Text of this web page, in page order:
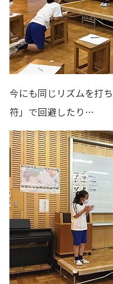
今にも同じリズムを打
符」で回避したり…